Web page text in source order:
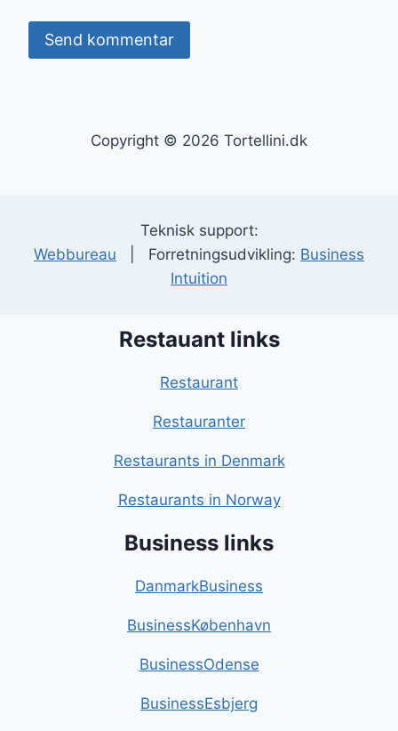
Copyright © 2026 Tortellini.dk
Teknisk support:
Webbureau | Forretningsudvikling: Business
Intuition
Restauant links
Restaurant
Restauranter
Restaurants in Denmark
Restaurants in Norway
Business links
DanmarkBusiness
BusinessKøbenhavn
BusinessOdense
BusinessEsbjerg